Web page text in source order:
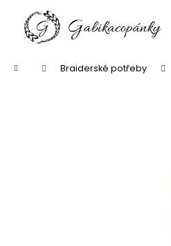
obsah
Domů Braiderské potřeby
Zpět
obchodu
Zpět
obchodu